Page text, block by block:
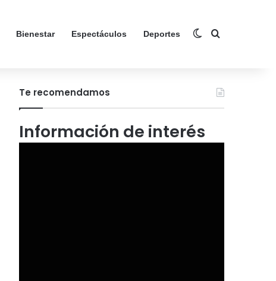
Bienestar Espectáculos Deportes Switch skin
Search for
Te recomendamos
Información de interés